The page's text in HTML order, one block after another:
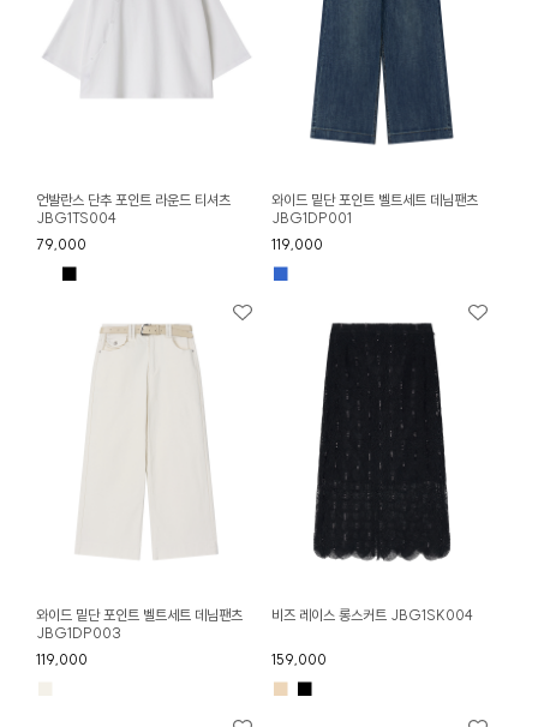
언발란스 단추 포인트 라운드 티셔츠
JBG1TS004
79,000
■
와이드 밑단 포인트 벨트세트 데님팬츠
JBG1DP001
119,000
■
와이드 밑단 포인트 벨트세트 데님팬츠
JBG1DP003
119,000
비즈 레이스 롱스커트 JBG1SK004
159,000
■ ■